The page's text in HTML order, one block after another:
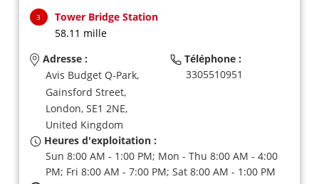
3
Tower Bridge Station
58.11 mille
Adresse :
Avis Budget Q-Park,
Gainsford Street,
London, SE1 2NE,
United Kingdom
Téléphone :
3305510951
Heures d'exploitation :
Sun 8:00 AM - 1:00 PM; Mon - Thu 8:00 AM - 4:00
PM; Fri 8:00 AM - 7:00 PM; Sat 8:00 AM - 1:00 PM